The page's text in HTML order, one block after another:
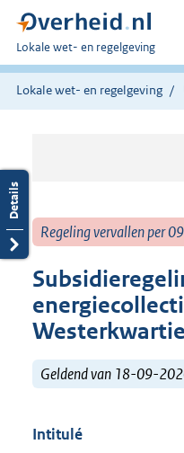
U
bent
hier:
Lokale wet- en regelgeving
Lokale wet- en regelgeving
Regeling vervallen per
Geldend van 18-09-
Intitulé